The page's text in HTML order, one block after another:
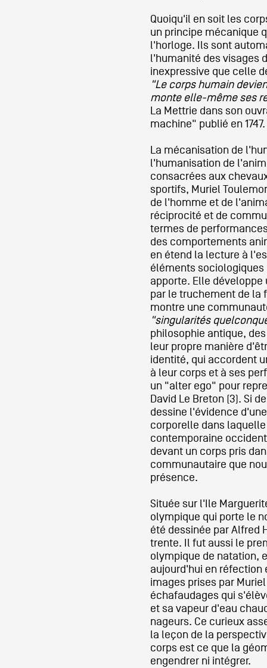
Quoiqu'il en soit les
un principe mécanique
l'horloge. Ils sont
l'humanité des visages
inexpressive que celle
"Le corps humain
monte elle-même ses
La Mettrie dans son
machine" publié en 1747.
La mécanisation de
l'humanisation de
consacrées aux
sportifs, Muriel
de l'homme et de
réciprocité et de
termes de
des comportements
en étend la lecture à
éléments
apporte. Elle
par le truchement de la
montre une
"singularités
philosophie antique,
leur propre manière
identité, qui accordent
à leur corps et à ses
un "alter ego" pour
David Le Breton (3). Si
dessine l'évidence
corporelle dans
contemporaine
devant un corps pris
communautaire que
présence.
Située sur l'Ile
olympique qui porte le
été dessinée par Alfred
trente. Il fut aussi le
olympique de natation,
aujourd'hui en réfection
images prises par
échafaudages qui
et sa vapeur d'eau
nageurs. Ce curieux
la leçon de la
corps est ce que la
engendrer ni intégrer.